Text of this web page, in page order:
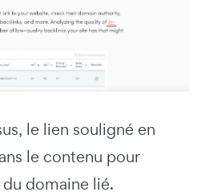
le lien souligné en
le contenu pour
domaine lié.